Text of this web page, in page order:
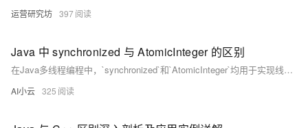
运营研究坊 397
Java 中 synchronized 与 AtomicInteger 的区别
在Java多线程编程中，`synchronized`和`AtomicInteger`均用于实现线程安全，但原理与适用场景不同。`synchronized`是基于对象锁的同步机制，适用于复杂逻辑和多变量同步，如银行转账；而`AtomicInteger`采用CAS算法，适合单一变量的原子操作，例如计数器更新。二者各有优劣，应根据具体需求选择使用。
AI小云 325